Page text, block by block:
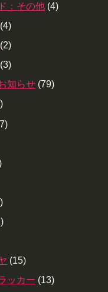
：その他 (4)
(4)
(2)
(3)
知らせ (79)
(15)
ッカー (13)